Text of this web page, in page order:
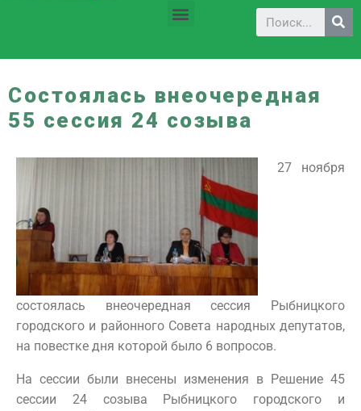
Состоялась внеочередная
55 сессия 24 созыва
27 ноября
состоялась внеочередная сессия Рыбницкого
городского и районного Совета народных депутатов,
на повестке дня которой было 6 вопросов.
На сессии были внесены изменения в Решение 45
сессии 24 созыва Рыбницкого городского и